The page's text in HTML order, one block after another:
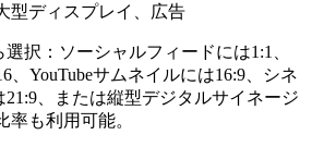
型ディスプレイ、広告
択：ソーシャルフィードには1:1、
、YouTubeサムネイルには16:9、シネ
、または縦型デジタルサイネージ
率も利用可能。